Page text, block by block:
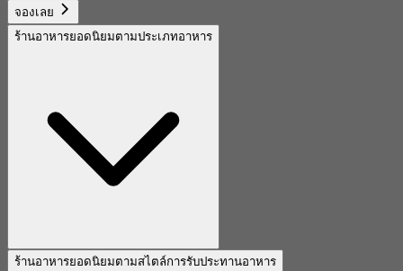
จองเลย
ร้านอาหารยอดนิยมตามประเภทอาหาร
ร้านอาหารยอดนิยมตามสไตล์การรับประทานอาหาร